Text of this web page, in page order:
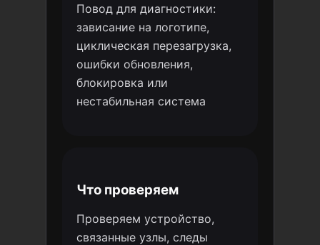
Повод для диагностики:
зависание на логотипе,
циклическая перезагрузка,
ошибки обновления,
блокировка или
нестабильная система
Что проверяем
Проверяем устройство,
связанные узлы, следы